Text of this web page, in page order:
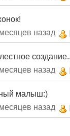
назад
назад
малыш:)
назад